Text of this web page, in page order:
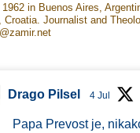
1962 in Buenos Aires,
Croatia. Journalist and
Drago Pilsel 4 Jul
Papa Prevost je,